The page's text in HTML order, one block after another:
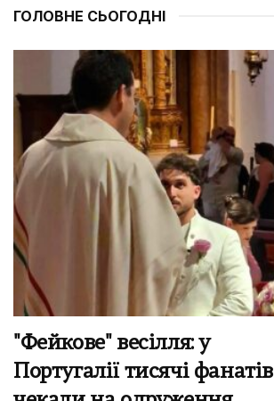
ГОЛОВНЕ СЬОГОДНІ
"Фейкове" весілля: у
Португалії тисячі фанатів